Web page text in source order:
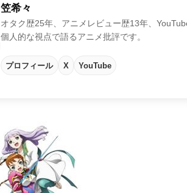
笠希々
オタク歴25年、アニメレビュー歴13年、
個人的な視点で語るアニメ批評です。
プロフィール X YouTube